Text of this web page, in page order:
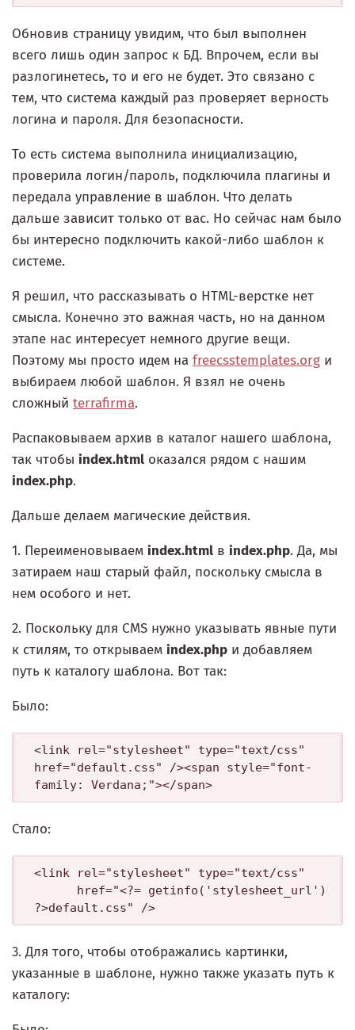
Обновив страницу увидим, что был выполнен
всего лишь один запрос к БД. Впрочем, если вы
разлогинетесь, то и его не будет. Это связано с
тем, что система каждый раз проверяет верность
логина и пароля. Для безопасности.
То есть система выполнила инициализацию,
проверила логин/пароль, подключила плагины и
передала управление в шаблон. Что делать
дальше зависит только от вас. Но сейчас нам было
бы интересно подключить какой-либо шаблон к
системе.
Я решил, что рассказывать о HTML-верстке нет
смысла. Конечно это важная часть, но на данном
этапе нас интересует немного другие вещи.
Поэтому мы просто идем на freecsstemplates.org и
выбираем любой шаблон. Я взял не очень
сложный terrafirma.
Распаковываем архив в каталог нашего шаблона,
так чтобы index.html оказался рядом с нашим
index.php.
Дальше делаем магические действия.
1. Переименовываем index.html в index.php. Да, мы
затираем наш старый файл, поскольку смысла в
нем особого и нет.
2. Поскольку для CMS нужно указывать явные пути
к стилям, то открываем index.php и добавляем
путь к каталогу шаблона. Вот так:
Было:
<link rel="stylesheet" type="text/css"
href="default.css" /><span style="font-
family: Verdana;"></span>
Стало:
<link rel="stylesheet" type="text/css"
?>default.css" />
3. Для того, чтобы отображались картинки,
указанные в шаблоне, нужно также указать путь к
каталогу: